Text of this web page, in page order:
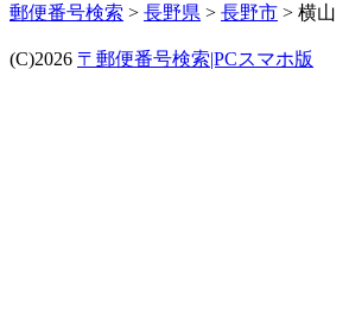
郵便番号検索 > 長野県 > 長野市 > 横山
(C)2026 〒郵便番号検索|PCスマホ版